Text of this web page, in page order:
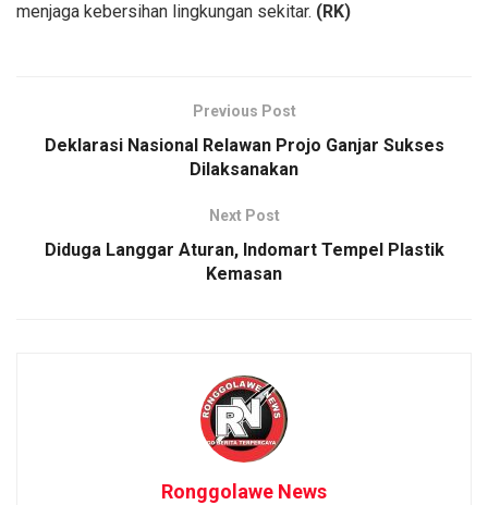
menjaga kebersihan lingkungan sekitar. (RK)
Previous Post
Deklarasi Nasional Relawan Projo Ganjar Sukses
Dilaksanakan
Next Post
Diduga Langgar Aturan, Indomart Tempel Plastik
Kemasan
Ronggolawe News